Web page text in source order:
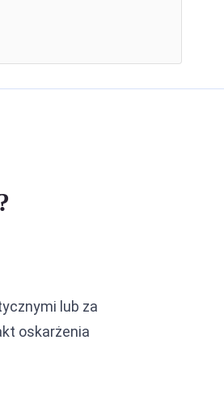
lub za
oskarżenia